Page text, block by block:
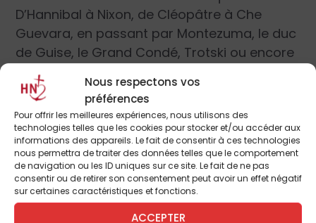
Nous respectons vos
préférences
Pour offrir les meilleures expériences, nous utilisons des
technologies telles que les cookies pour stocker et/ou accéder aux
informations des appareils. Le fait de consentir à ces technologies
nous permettra de traiter des données telles que le comportement
de navigation ou les ID uniques sur ce site. Le fait de ne pas
consentir ou de retirer son consentement peut avoir un effet négatif
sur certaines caractéristiques et fonctions.
ACCEPTER
D’Hannibal à Nixon, de Cléopâtre à Che
Guevara, en passant par Montezuma, le duc
de Guise, le Grand Condé, Trotski ou encore
Chiang Kai-Shek, les causes de leur
élimination sont bien différentes. Pourtant,
les portraits écrits ici à quatre mains, et
avec un art consommé de la nuance,
pourraient servir de bréviaire à nos
modernes chefs d’État. Mais prennent-ils
encore le temps de lire, non dans le marc de
café, mais les leçons du passé ?